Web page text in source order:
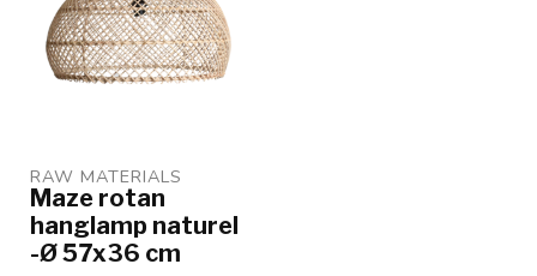
RAW MATERIALS
Maze rotan
hanglamp naturel
-Ø 57x36 cm